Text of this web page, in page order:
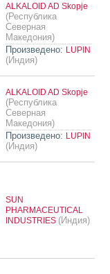
ALKALOID AD Skopje
(Республика
Северная
Македония)
Произведено: LUPIN
(Индия)
ALKALOID AD Skopje
(Республика
Северная
Македония)
Произведено: LUPIN
(Индия)
SUN
PHARMACEUTICAL
INDUSTRIES (Индия)